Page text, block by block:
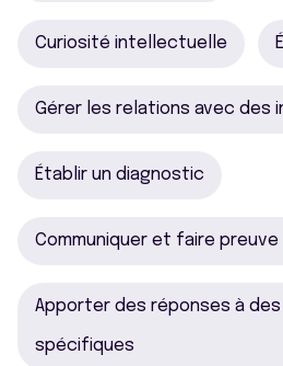
Curiosité intellectuelle
Gérer les relations avec des
Établir un diagnostic
Communiquer et faire
Apporter des réponses à
spécifiques